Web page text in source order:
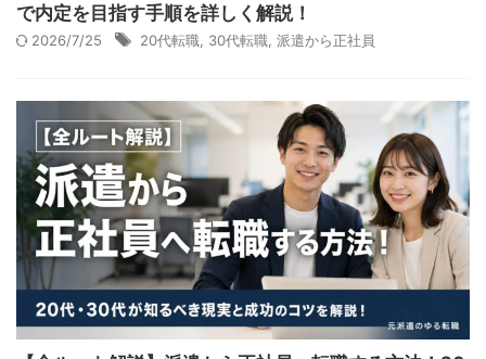
で内定を目指す手順を詳しく解説！
2026/7/25 20代転職, 30代転職, 派遣から正社員